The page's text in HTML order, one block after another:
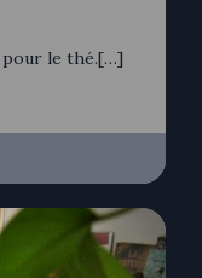
pour le thé.[…]